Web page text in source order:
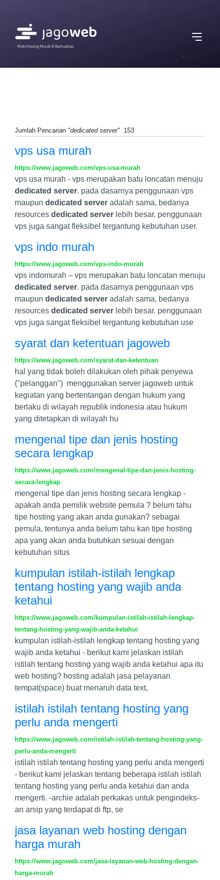
Web Hosting Murah & Berkualitas
Jumlah Pencarian "dedicated server" 153
vps usa murah
https://www.jagoweb.com/vps-usa-murah
vps usa murah - vps merupakan batu loncatan menuju
dedicated server. pada dasarnya penggunaan vps
maupun dedicated server adalah sama, bedanya
resources dedicated server lebih besar. penggunaan
vps juga sangat fleksibel tergantung kebutuhan user.
vps indo murah
https://www.jagoweb.com/vps-indo-murah
vps indomurah – vps merupakan batu loncatan menuju
dedicated server. pada dasarnya penggunaan vps
maupun dedicated server adalah sama, bedanya
resources dedicated server lebih besar. penggunaan
vps juga sangat fleksibel tergantung kebutuhan use
syarat dan ketentuan jagoweb
https://www.jagoweb.com/syarat-dan-ketentuan
hal yang tidak boleh dilakukan oleh pihak penyewa
("pelanggan") menggunakan server jagoweb untuk
kegiatan yang bertentangan dengan hukum yang
berlaku di wilayah republik indonesia atau hukum
yang ditetapkan di wilayah hu
mengenal tipe dan jenis hosting
secara lengkap
https://www.jagoweb.com/mengenal-tipe-dan-jenis-hosting-
secara-lengkap
mengenal tipe dan jenis hosting secara lengkap -
apakah anda pemilik website pemula ? belum tahu
tipe hosting yang akan anda gunakan? sebagai
pemula, tentunya anda belum tahu kan tipe hosting
apa yang akan anda butuhkan sesuai dengan
kebutuhan situs
kumpulan istilah-istilah lengkap
tentang hosting yang wajib anda
ketahui
https://www.jagoweb.com/kumpulan-istilah-istilah-lengkap-
tentang-hosting-yang-wajib-anda-ketahui
kumpulan istilah-istilah lengkap tentang hosting yang
wajib anda ketahui - berikut kami jelaskan istilah
istilah tentang hosting yang wajib anda ketahui apa itu
web hosting? hosting adalah jasa pelayanan
tempat(space) buat menaruh data text,
istilah istilah tentang hosting yang
perlu anda mengerti
https://www.jagoweb.com/istilah-istilah-tentang-hosting-yang-
perlu-anda-mengerti
istilah istilah tentang hosting yang perlu anda mengerti
- berikut kami jelaskan tentang beberapa istilah istilah
tentang hosting yang perlu anda ketahui dan anda
mengerti. -archie adalah perkakas untuk pengindeks-
an arsip yang terdapat di ftp, se
jasa layanan web hosting dengan
harga murah
https://www.jagoweb.com/jasa-layanan-web-hosting-dengan-
harga-murah